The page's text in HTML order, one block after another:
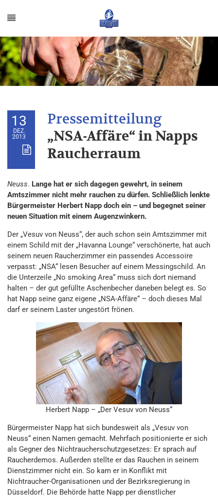
13
DEZ.
2013
„NSA-Affäre“ in Napps
Raucherraum
Neuss. Lange hat er sich dagegen gewehrt, in seinem
Amtszimmer nicht mehr rauchen zu dürfen. Schließlich lenkte
Bürgermeister Herbert Napp doch ein – und begegnet seiner
neuen Situation mit einem Augenzwinkern.
Der „Vesuv von Neuss“, der auch schon sein Amtszimmer mit
einem Schild mit der „Havanna Lounge“ verschönerte, hat auch
seinem neuen Raucherzimmer ein passendes Accessoire
verpasst: „NSA“ lesen Besucher auf einem Messingschild. An
die Unterzeile „No smoking Area“ muss sich dort niemand
halten – der gut gefüllte Aschenbecher daneben belegt es. So
hat Napp seine ganz eigene „NSA-Affäre“ – doch dieses Mal
darf er seinem Laster ungestört frönen.
Herbert Napp – „Der Vesuv von Neuss“
Bürgermeister Napp hat sich bundesweit als „Vesuv von
Neuss“ einen Namen gemacht. Mehrfach positionierte er sich
als Gegner des Nichtraucherschutzgesetzes: Er sprach auf
Raucherdemos. Außerden stellte er das Rauchen in seinem
Dienstzimmer nicht ein. So kam er in Konflikt mit
Nichtraucher-Organisationen und der Bezirksregierung in
Düsseldorf. Die Behörde hatte Napp per dienstlicher